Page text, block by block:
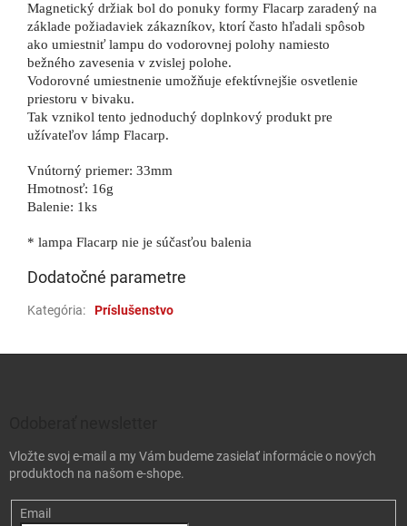
Magnetický držiak bol do ponuky formy Flacarp zaradený na
základe požiadaviek zákazníkov, ktorí často hľadali spôsob
ako umiestniť lampu do vodorovnej polohy namiesto
bežného zavesenia v zvislej polohe.
Vodorovné umiestnenie umožňuje efektívnejšie osvetlenie
priestoru v bivaku.
Tak vznikol tento jednoduchý doplnkový produkt pre
užívateľov lámp Flacarp.
Vnútorný priemer: 33mm
Hmotnosť: 16g
Balenie: 1ks
* lampa Flacarp nie je súčasťou balenia
Dodatočné parametre
Kategória: Príslušenstvo
Vložte svoj e-mail a my Vám budeme zasielať informácie o nových
produktoch na našom e-shope.
Email